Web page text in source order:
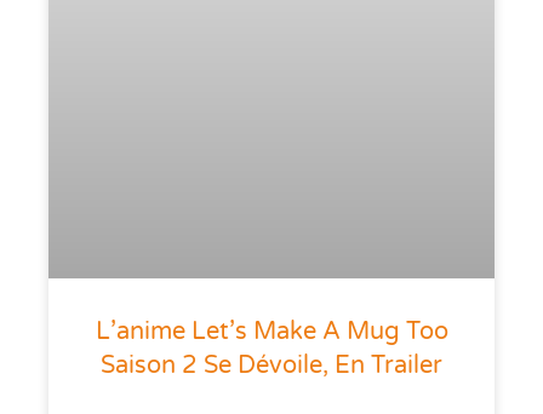
L’anime Let’s Make A Mug Too
Saison 2 Se Dévoile, En Trailer